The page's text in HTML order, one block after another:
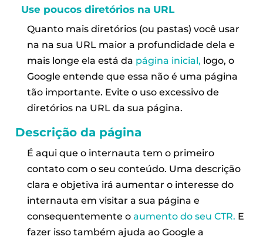
Use poucos diretórios na URL
Quanto mais diretórios (ou pastas) você usar
na na sua URL maior a profundidade dela e
mais longe ela está da página inicial, logo, o
Google entende que essa não é uma página
tão importante. Evite o uso excessivo de
diretórios na URL da sua página.
Descrição da página
É aqui que o internauta tem o primeiro
contato com o seu conteúdo. Uma descrição
clara e objetiva irá aumentar o interesse do
internauta em visitar a sua página e
consequentemente oaumento do seu CTR. E
fazer isso também ajuda ao Google a